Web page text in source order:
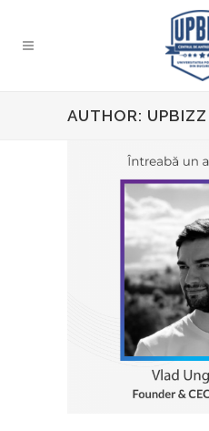
AUTHOR: UPBIZZ